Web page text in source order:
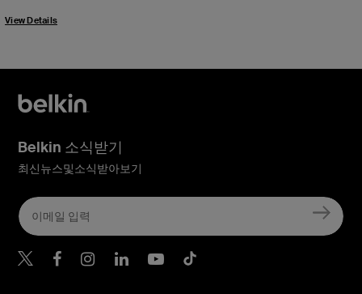
View Details
Belkin 소식받기
최신뉴스및소식받아보기
Belkin Twitter